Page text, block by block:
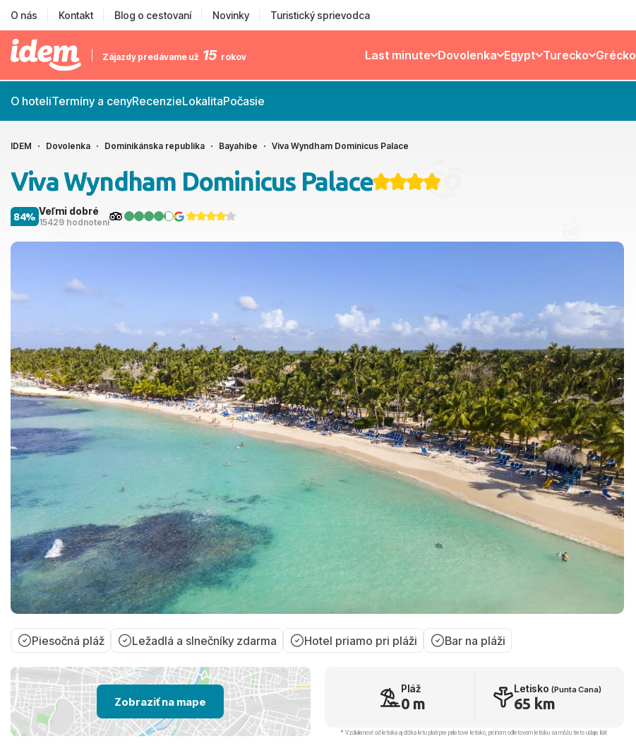
O nás Kontakt Blog o cestovaní Novinky Turistický sprievodca
Zájazdy predávame už 15 rokov Last minute Dovolenka Egypt Turecko Grécko
O hoteliTermíny a cenyRecenzieLokalitaPočasie
IDEM Dovolenka Dominikánska republika Bayahibe Viva Wyndham Dominicus Palace
Viva Wyndham Dominicus Palace
Veľmi dobré
15429 hodnotení
84%
Piesočná pláž Ležadlá a slnečníky zdarma Hotel priamo pri pláži Bar na pláži
Zobraziť na mape
Pláž
0 m
Letisko (Punta Cana)
65 km
* Vzdialenosť od letiska aj dľžka letu platí pre príletové letisko, pri inom odletovom letisku sa môžu tieto údaje líšiť.